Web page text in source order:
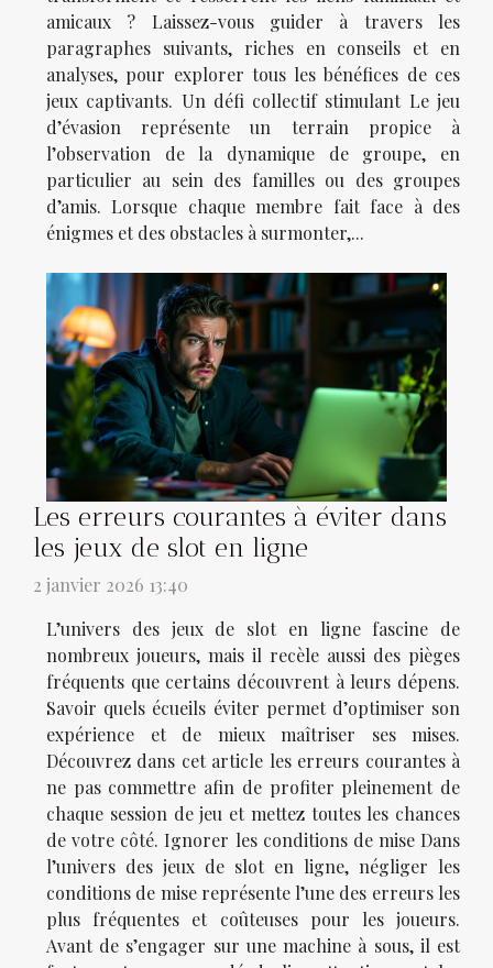
amicaux ? Laissez-vous guider à travers les
paragraphes suivants, riches en conseils et en
analyses, pour explorer tous les bénéfices de ces
jeux captivants. Un défi collectif stimulant Le jeu
d’évasion représente un terrain propice à
l’observation de la dynamique de groupe, en
particulier au sein des familles ou des groupes
d’amis. Lorsque chaque membre fait face à des
énigmes et des obstacles à surmonter,...
Les erreurs courantes à éviter dans
les jeux de slot en ligne
2 janvier 2026 13:40
L’univers des jeux de slot en ligne fascine de
nombreux joueurs, mais il recèle aussi des pièges
fréquents que certains découvrent à leurs dépens.
Savoir quels écueils éviter permet d’optimiser son
expérience et de mieux maîtriser ses mises.
Découvrez dans cet article les erreurs courantes à
ne pas commettre afin de profiter pleinement de
chaque session de jeu et mettez toutes les chances
de votre côté. Ignorer les conditions de mise Dans
l’univers des jeux de slot en ligne, négliger les
conditions de mise représente l’une des erreurs les
plus fréquentes et coûteuses pour les joueurs.
Avant de s’engager sur une machine à sous, il est